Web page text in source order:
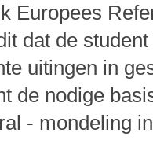
Europees
dat de
uitingen in
de nodige
- mondeling